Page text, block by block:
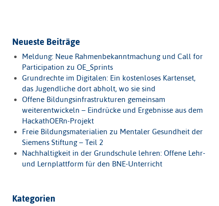
Neueste Beiträge
Meldung: Neue Rahmenbekanntmachung und Call for
Participation zu OE_Sprints
Grundrechte im Digitalen: Ein kostenloses Kartenset,
das Jugendliche dort abholt, wo sie sind
Offene Bildungsinfrastrukturen gemeinsam
weiterentwickeln – Eindrücke und Ergebnisse aus dem
HackathOERn-Projekt
Freie Bildungsmaterialien zu Mentaler Gesundheit der
Siemens Stiftung – Teil 2
Nachhaltigkeit in der Grundschule lehren: Offene Lehr-
und Lernplattform für den BNE-Unterricht
Kategorien